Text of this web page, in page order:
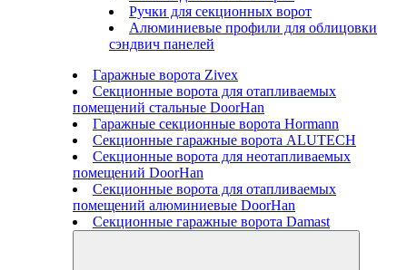
Ручки для секционных ворот
Алюминиевые профили для облицовки
сэндвич панелей
Гаражные ворота Zivex
Секционные ворота для отапливаемых
помещений стальные DoorHan
Гаражные секционные ворота Hormann
Секционные гаражные ворота ALUTECH
Секционные ворота для неотапливаемых
помещений DoorHan
Секционные ворота для отапливаемых
помещений алюминиевые DoorHan
Секционные гаражные ворота Damast